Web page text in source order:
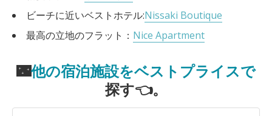
ビーチに近いベストホテル:Nissaki Boutique
最高の立地のフラット： Nice Apartment
🌃他の宿泊施設をベストプライスで
探す👈。